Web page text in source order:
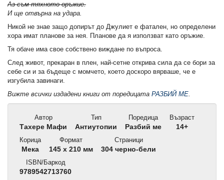
Аз съм тяхното оръжие.
И ще отвърна на удара.
Никой не знае защо допирът до Джулиет е фатален, но определени
хора имат планове за нея. Планове да я използват като оръжие.
Тя обаче има свое собствено виждане по въпроса.
След живот, прекаран в плен, най-сетне открива сила да се бори за
себе си и за бъдеще с момчето, което доскоро вярваше, че е
изгубила завинаги.
Вижте всички издадени книги от поредицата РАЗБИЙ МЕ.
Автор
Тахере Мафи
Тип
Антиутопии
Поредица
Разбий ме
Възраст
14+
Корица
Мека
Формат
145 x 210 мм
Страници
304 черно-бели
ISBN/Баркод
9789542713760